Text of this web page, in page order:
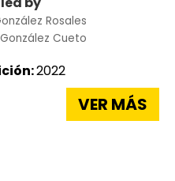
Rosales
Cueto
2022
VER MÁS